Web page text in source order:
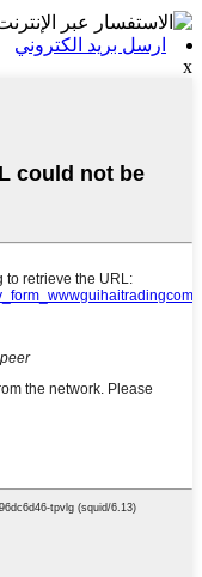
ارسل بريد الكتروني
x